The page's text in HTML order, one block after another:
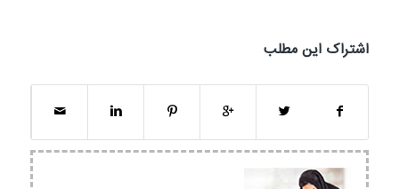
اشتراک این مطلب